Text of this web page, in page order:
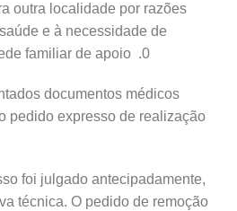
outra localidade por razões
e à necessidade de
familiar de apoio .0
documentos médicos
pedido expresso de realização
foi julgado antecipadamente,
técnica. O pedido de remoção